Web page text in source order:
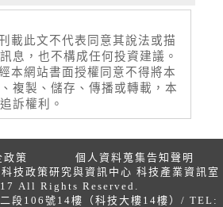
載此文不代表同意其說法或描
息，也不構成任何投資建議。
本網站書面授權同意不得將本
複製、儲存、傳播或轉載，本
訴權利。
政策
個人資料蒐集告知聲明
技政策研究與資訊中心 科技產業資訊室
All Rights Reserved.
段106號14樓（科技大樓14樓）/ TEL: